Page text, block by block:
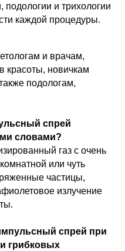
подологии и трихологии
каждой процедуры.
и врачам,
красоты, новичкам
подологам,
спрей
словами?
газ с очень
или чуть
частицы,
излучение
спрей при
грибковых